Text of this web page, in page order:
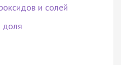
и солей
доля